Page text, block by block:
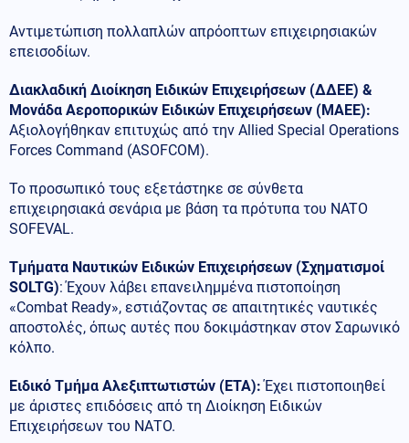
Αντιμετώπιση πολλαπλών απρόοπτων επιχειρησιακών
επεισοδίων.
Διακλαδική Διοίκηση Ειδικών Επιχειρήσεων (ΔΔΕΕ) &
Μονάδα Αεροπορικών Ειδικών Επιχειρήσεων (ΜΑΕΕ):
Αξιολογήθηκαν επιτυχώς από την Allied Special Operations
Forces Command (ASOFCOM).
Το προσωπικό τους εξετάστηκε σε σύνθετα
επιχειρησιακά σενάρια με βάση τα πρότυπα του NATO
SOFEVAL.
Τμήματα Ναυτικών Ειδικών Επιχειρήσεων (Σχηματισμοί
SOLTG): Έχουν λάβει επανειλημμένα πιστοποίηση
«Combat Ready», εστιάζοντας σε απαιτητικές ναυτικές
αποστολές, όπως αυτές που δοκιμάστηκαν στον Σαρωνικό
κόλπο.
Ειδικό Τμήμα Αλεξιπτωτιστών (ΕΤΑ):Έχει πιστοποιηθεί
με άριστες επιδόσεις από τη Διοίκηση Ειδικών
Επιχειρήσεων του ΝΑΤΟ.